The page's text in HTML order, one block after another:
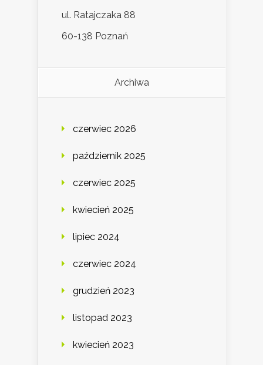
ul. Ratajczaka 88
60-138 Poznań
Archiwa
czerwiec 2026
październik 2025
czerwiec 2025
kwiecień 2025
lipiec 2024
czerwiec 2024
grudzień 2023
listopad 2023
kwiecień 2023